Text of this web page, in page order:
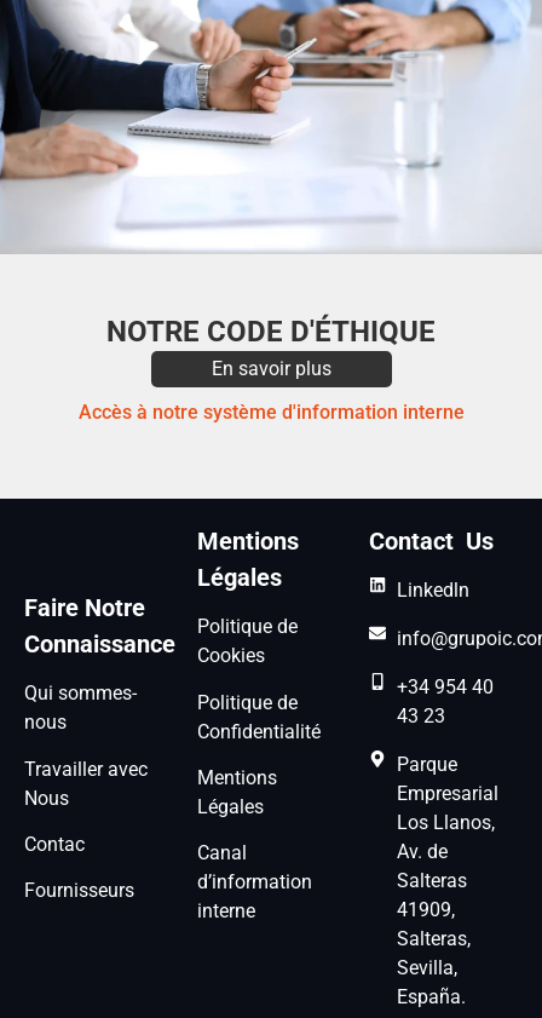
NOTRE CODE D'ÉTHIQUE
En savoir plus
Accès à notre système d'information interne
Faire Notre
Connaissance
Qui sommes-
nous
Travailler avec
Nous
Contac
Fournisseurs
Mentions
Légales
Politique de
Cookies
Politique de
Confidentialité
Mentions
Légales
Canal
d’information
interne
Contact Us
Linkedln
+34 954 40
43 23
Parque
Empresarial
Los Llanos,
Av. de
Salteras
41909,
Salteras,
Sevilla,
España.